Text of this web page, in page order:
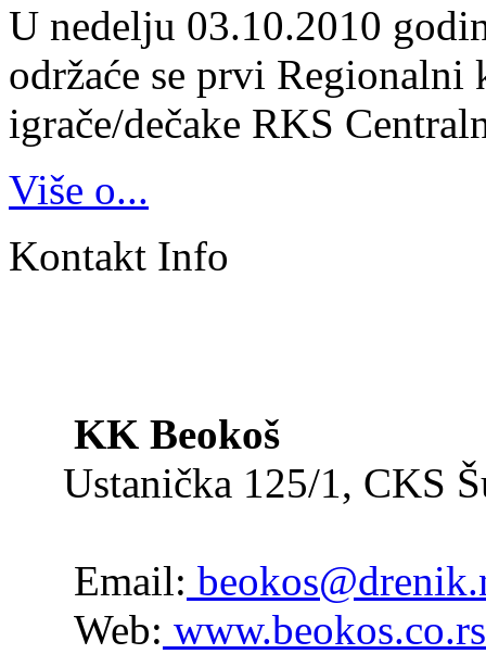
U nedelju 03.10.2010
održaće se prvi
igrače/dečake RKS
Više o...
Kontakt Info
KK Beokoš
Ustanička 125/1, CKS
Email:
Web: www.beokos.co.rs